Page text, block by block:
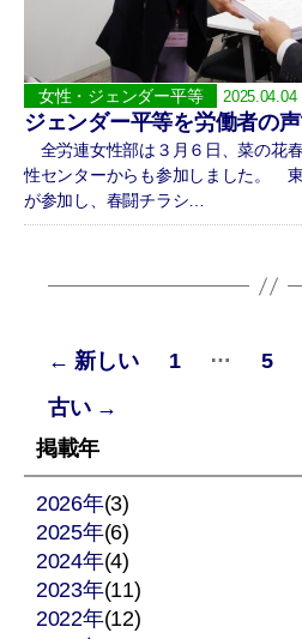
女性・ジェンダー平等 2025.04.04
ジェンダー平等を労働者の
全労連女性部は３月６日、菜の花
性センターからも参加しました。
が参加し、春闘チラシ…
投
稿
の
ペ
ー
ジ
← 新しい 1 … 5
古い →
掲載年
2026年(3)
2025年(6)
2024年(4)
2023年(11)
2022年(12)